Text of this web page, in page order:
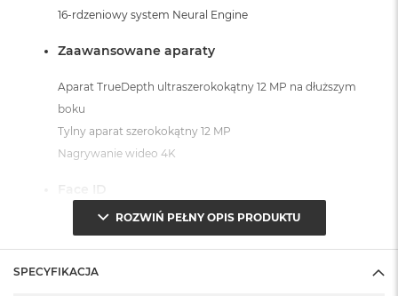
16-rdzeniowy system Neural Engine
Zaawansowane aparaty
Aparat TrueDepth ultraszerokokątny 12 MP na dłuższym
boku
Tylny aparat szerokokątny 12 MP
Nagrywanie wideo 4K
Face ID
Technologia rozpoznawania twarzy w aparacie TrueDepth
do odblokowywania iPada, ochrony danych, bezpiecznych
zakupów oraz szybkiego uwierzytelniania.
ROZWIŃ PEŁNY OPIS PRODUKTU
SPECYFIKACJA